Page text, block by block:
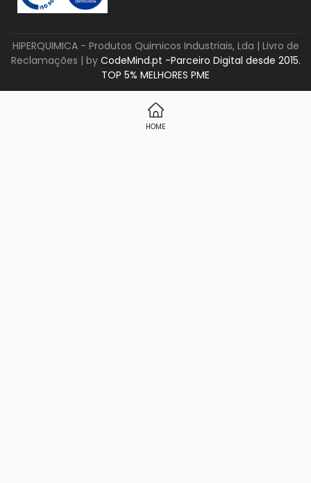
HIPERQUIMICA - Produtos Quimicos Industriais, Lda | Livro de
Reclamações | by CodeMind.pt -Parceiro Digital desde 2015.
TOP 5% MELHORES PME
HOME